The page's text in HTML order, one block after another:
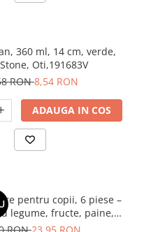
360 ml, 14 cm, verde,
Oti,191683V
RON8,54 RON
ADAUGA IN COS
pentru copii, 6 piese –
legume, fructe, paine,
– maner ergonomic,